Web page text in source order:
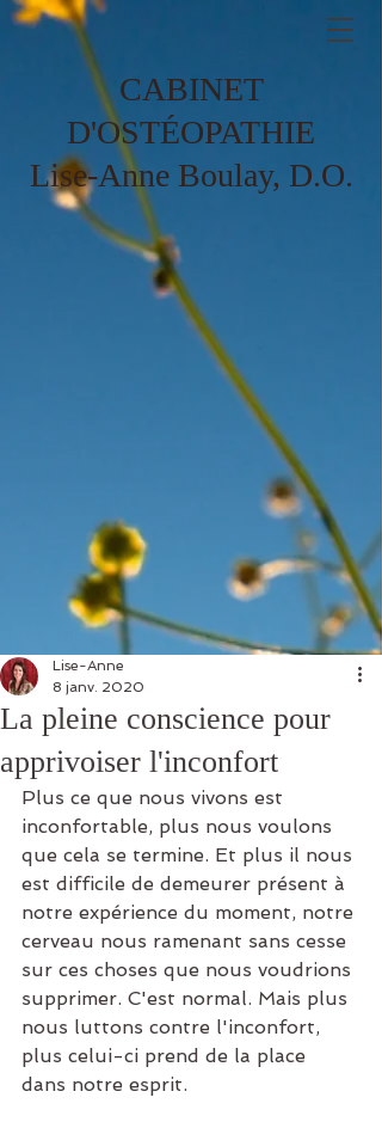
CABINET
D'OSTÉOPATHIE
Lise-Anne Boulay, D.O.
La pleine conscience pour
apprivoiser l'inconfort
Lise-Anne
8 janv. 2020
Plus ce que nous vivons est
inconfortable, plus nous voulons
que cela se termine. Et plus il nous
est difficile de demeurer présent à
notre expérience du moment, notre
cerveau nous ramenant sans cesse
sur ces choses que nous voudrions
supprimer. C'est normal. Mais plus
nous luttons contre l'inconfort,
plus celui-ci prend de la place
dans notre esprit.